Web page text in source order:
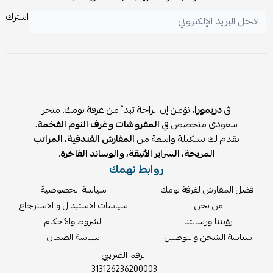
قابلية الغسيل والأقمشة المريحة للبشرة.
اشترك
فيدريمورا، نؤمن إن الراحة تبدأ من غرفة نومك. متجر
سعودي متخصص فيالمفروشات وغرف النوم الفخمة،
نقدم لك تشكيلة واسعة منالمفارش الفندقية، المراتب
المريحة، السراير الأنيقة، والوسائد الفاخرة.
روابط تهمك
افضل المفارش لغرفة نومك
من نحن
رؤيتنا ورسالتنا
سياسة الشحن والتوصيل
سياسة الخصوصية
سياسات الاستبدال و الاسترجاع
الشروط والأحكام
سياسة الضمان
الرقم الضريبي
313126236200003